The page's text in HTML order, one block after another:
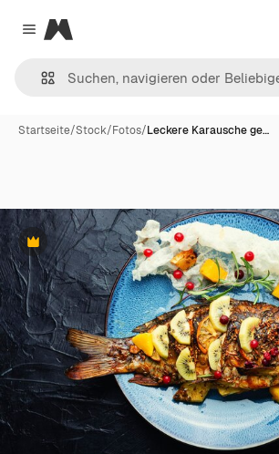
Close menu
Magnific
Startseite/Stock/Fotos/Leckere Karausche ge…
Premium